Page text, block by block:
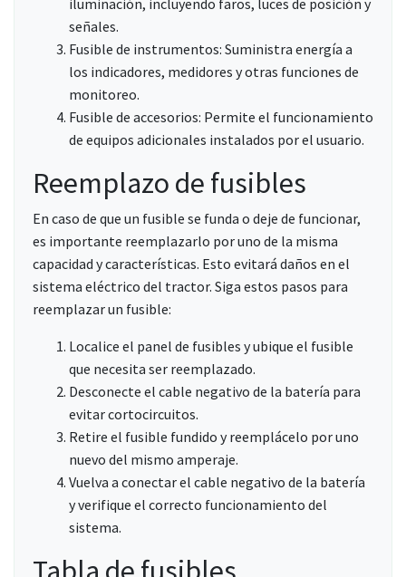
señales.
Fusible de instrumentos: Suministra energía a
los indicadores, medidores y otras funciones de
monitoreo.
Fusible de accesorios: Permite el funcionamiento
de equipos adicionales instalados por el usuario.
Reemplazo de fusibles
En caso de que un fusible se funda o deje de funcionar,
es importante reemplazarlo por uno de la misma
capacidad y características. Esto evitará daños en el
sistema eléctrico del tractor. Siga estos pasos para
reemplazar un fusible:
Localice el panel de fusibles y ubique el fusible
que necesita ser reemplazado.
Desconecte el cable negativo de la batería para
evitar cortocircuitos.
Retire el fusible fundido y reemplácelo por uno
nuevo del mismo amperaje.
Vuelva a conectar el cable negativo de la batería
y verifique el correcto funcionamiento del
sistema.